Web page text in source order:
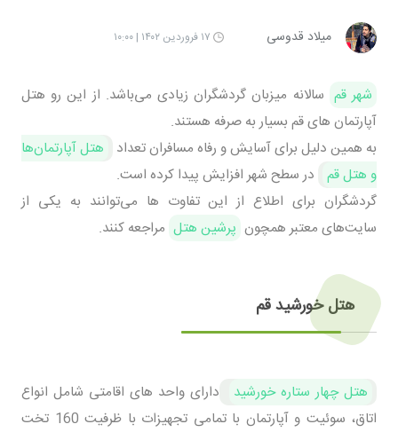
میلاد قدوسی ۱۷ فروردین ۱۴۰۲ | ۱۰:۰۰
شهر قم سالانه میزبان گردشگران زیادی می‌باشد. از این رو هتل
آپارتمان های قم بسیار به صرفه هستند.
به همین دلیل برای آسایش و رفاه مسافران تعداد
هتل آپارتمان‌ها
و هتل قم در سطح شهر افزایش پیدا کرده است.
گردشگران برای اطلاع از این تفاوت ها می‌‌توانند به یکی از
سایت‌های معتبر همچون پرشین هتل مراجعه کنند.
هتل خورشید قم
هتل چهار ستاره خورشید
دارای واحد های اقامتی شامل انواع
اتاق، سوئیت و آپارتمان با تمامی تجهیزات با ظرفیت 160 تخت